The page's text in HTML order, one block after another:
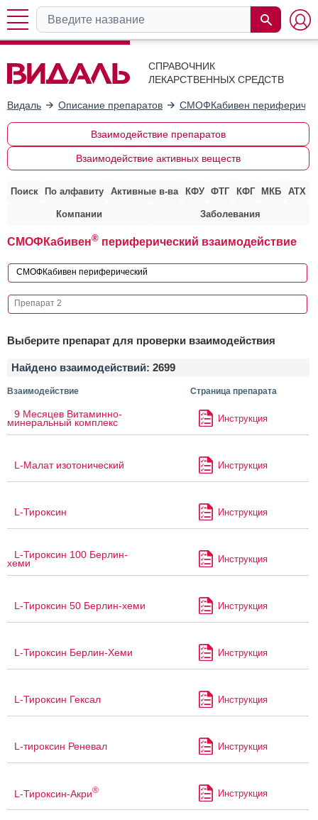
СПРАВОЧНИК
ЛЕКАРСТВЕННЫХ СРЕДСТВ
Видаль Описание препаратов СМОФКабивен
Взаимодействие препаратов
Взаимодействие активных веществ
Поиск По алфавиту Активные в-ва КФУ ФТГ КФГ МКБ АТХ
Компании Заболевания
СМОФКабивен® периферический взаимодействие
Выберите препарат для проверки взаимодействия
Найдено взаимодействий: 2699
Взаимодействие Страница препарата
9 Месяцев Витаминно-
минеральный комплекс Инструкция
L-Малат изотонический Инструкция
L-Тироксин Инструкция
L-Тироксин 100 Берлин-
хеми Инструкция
L-Тироксин 50 Берлин-хеми Инструкция
L-Тироксин Берлин-Хеми Инструкция
L-Тироксин Гексал Инструкция
L-тироксин Реневал Инструкция
L-Тироксин-Акри® Инструкция